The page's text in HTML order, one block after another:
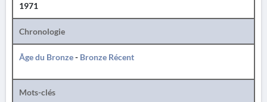
1971
Chronologie
Âge du Bronze- Bronze Récent
Mots-clés